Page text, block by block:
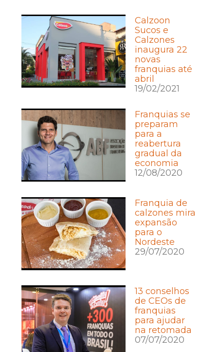
Calzoon
Sucos e
Calzones
inaugura 22
novas
franquias até
abril
19/02/2021
Franquias se
preparam
para a
reabertura
gradual da
economia
12/08/2020
Franquia de
calzones mira
expansão
para o
Nordeste
29/07/2020
13 conselhos
de CEOs de
franquias
para ajudar
na retomada
07/07/2020